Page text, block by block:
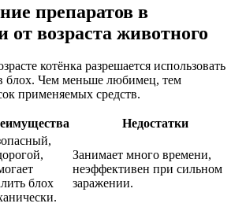
препаратов в
от возраста животного
котёнка разрешается использовать
блох. Чем меньше любимец, тем
применяемых средств.
Недостатки
блох
Занимает много времени,
неэффективен при сильном
заражении.